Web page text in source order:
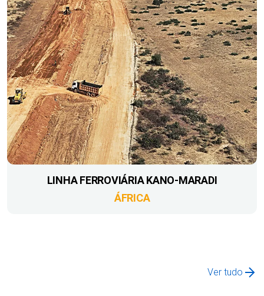
LINHA FERROVIÁRIA KANO-MARADI
ÁFRICA
Ver tudo